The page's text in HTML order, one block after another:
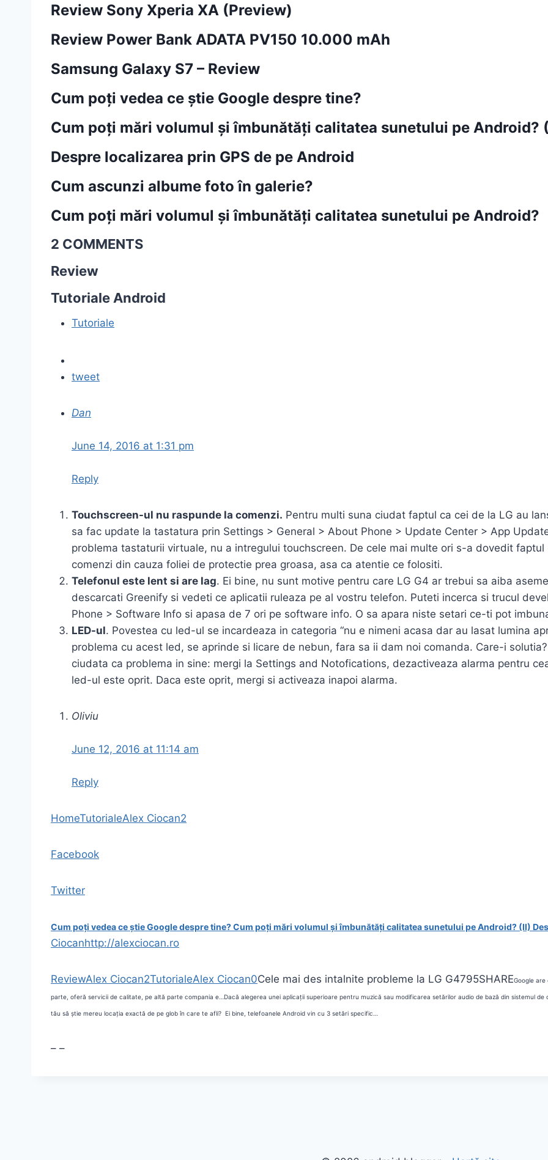
Review Sony Xperia XA (Preview)
Review Power Bank ADATA PV150 10.000 mAh
Samsung Galaxy S7 – Review
Cum poți vedea ce știe Google despre tine?
Cum poți mări volumul și îmbunătăți calitatea sunetului pe Android?
Despre localizarea prin GPS de pe Android
Cum ascunzi albume foto în galerie?
Cum poți mări volumul și îmbunătăți calitatea sunetului pe Android?
2 COMMENTS
Review
Tutoriale Android
Tutoriale
tweet
Dan
June 14, 2016 at 1:31 pm
Reply
Touchscreen-ul nu raspunde la comenzi. Pentru multi suna ciudat faptul ca cei de la LG au
sa fac update la tastatura prin Settings > General > About Phone > Update Center > App
problema tastaturii virtuale, nu a intregului touchscreen. De cele mai multe ori s-a dovedit
comenzi din cauza foliei de protectie prea groasa, asa ca atentie ce folositi.
Telefonul este lent si are lag. Ei bine, nu sunt motive pentru care LG G4 ar trebui sa aiba
descarcati Greenify si vedeti ce aplicatii ruleaza pe al vostru telefon. Puteti incerca si trucul
Phone > Software Info si apasa de 7 ori pe software info. O sa apara niste setari ce-ti pot
LED-ul. Povestea cu led-ul se incardeaza in categoria “nu e nimeni acasa dar au lasat lumina
problema cu acest led, se aprinde si licare de nebun, fara sa ii dam noi comanda. Care-i
ciudata ca problema in sine: mergi la Settings and Notofications, dezactiveaza alarma pentru
led-ul este oprit. Daca este oprit, mergi si activeaza inapoi alarma.
Oliviu
June 12, 2016 at 11:14 am
Reply
HomeTutorialeAlex Ciocan2
Facebook
Twitter
Cum poți vedea ce știe Google despre tine?Cum poți mări volumul și îmbunătăți calitatea sunetului pe Android? (II)
Ciocanhttp://alexciocan.ro
ReviewAlex Ciocan2TutorialeAlex Ciocan0Cele mai des intalnite probleme la LG G4795SHAREGoogle
parte, oferă servicii de calitate, pe altă parte compania e… Dacă alegerea unei aplicații superioare pentru muzică sau modificarea setărilor audio de bază din sistemul
tău să știe mereu locația exactă de pe glob în care te afli? Ei bine, telefoanele Android vin cu 3 setări specific…
– –